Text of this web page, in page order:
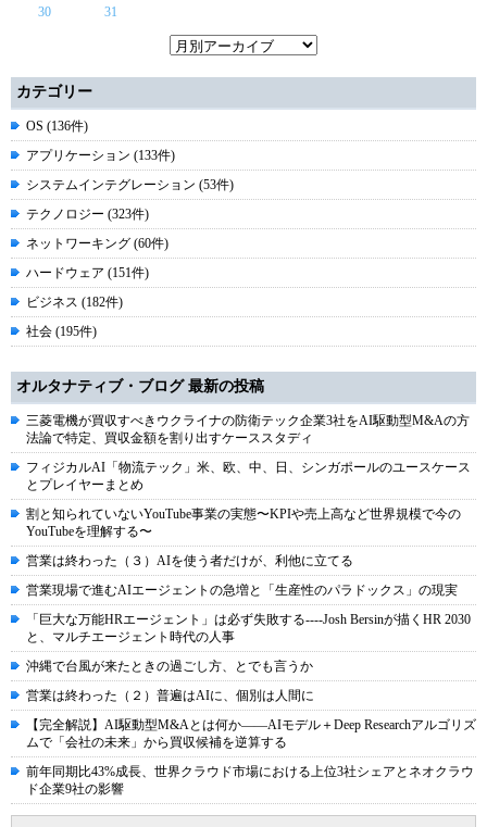
30
31
カテゴリー
OS (136件)
アプリケーション (133件)
システムインテグレーション (53件)
テクノロジー (323件)
ネットワーキング (60件)
ハードウェア (151件)
ビジネス (182件)
社会 (195件)
オルタナティブ・ブログ 最新の投稿
三菱電機が買収すべきウクライナの防衛テック企業3社をAI駆動型M&Aの方
法論で特定、買収金額を割り出すケーススタディ
フィジカルAI「物流テック」米、欧、中、日、シンガポールのユースケース
とプレイヤーまとめ
割と知られていないYouTube事業の実態〜KPIや売上高など世界規模で今の
YouTubeを理解する〜
営業は終わった（３）AIを使う者だけが、利他に立てる
営業現場で進むAIエージェントの急増と「生産性のパラドックス」の現実
「巨大な万能HRエージェント」は必ず失敗する----Josh Bersinが描くHR 2030
と、マルチエージェント時代の人事
沖縄で台風が来たときの過ごし方、とでも言うか
営業は終わった（２）普遍はAIに、個別は人間に
【完全解説】AI駆動型M&Aとは何か――AIモデル＋Deep Researchアルゴリズ
ムで「会社の未来」から買収候補を逆算する
前年同期比43%成長、世界クラウド市場における上位3社シェアとネオクラウ
ド企業9社の影響